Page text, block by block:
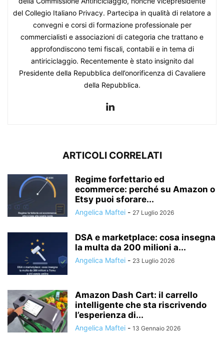
del Collegio Italiano Privacy. Partecipa in qualità di relatore a
convegni e corsi di formazione professionale per
commercialisti e associazioni di categoria che trattano e
approfondiscono temi fiscali, contabili e in tema di
antiriciclaggio. Recentemente è stato insignito dal
Presidente della Repubblica dell’onorificenza di Cavaliere
della Repubblica.
ARTICOLI CORRELATI
Regime forfettario ed
ecommerce: perché su Amazon o
Etsy puoi sforare...
Angelica Maftei - 27 Luglio 2026
DSA e marketplace: cosa insegna
la multa da 200 milioni a...
Angelica Maftei - 23 Luglio 2026
Amazon Dash Cart: il carrello
intelligente che sta riscrivendo
l’esperienza di...
Angelica Maftei - 13 Gennaio 2026